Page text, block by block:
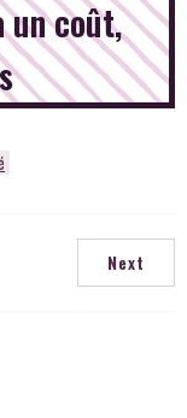
un coût,
Next